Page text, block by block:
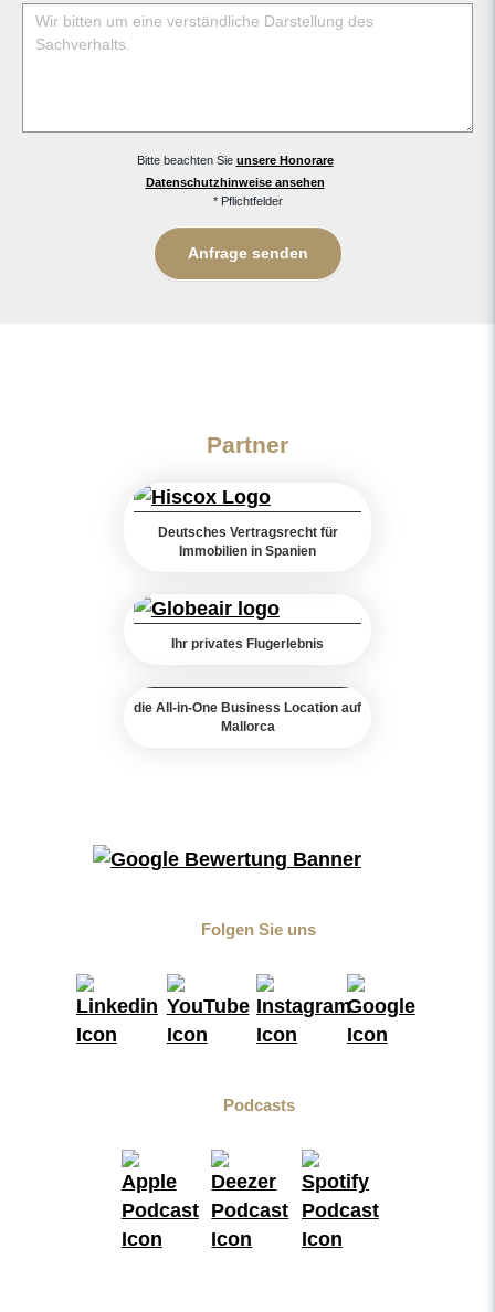
Bitte beachten Sie unsere Honorare
Datenschutzhinweise ansehen
* Pflichtfelder
Partner
Deutsches Vertragsrecht für
Immobilien in Spanien
Ihr privates Flugerlebnis
die All-in-One Business Location auf
Mallorca
Folgen Sie uns
Podcasts